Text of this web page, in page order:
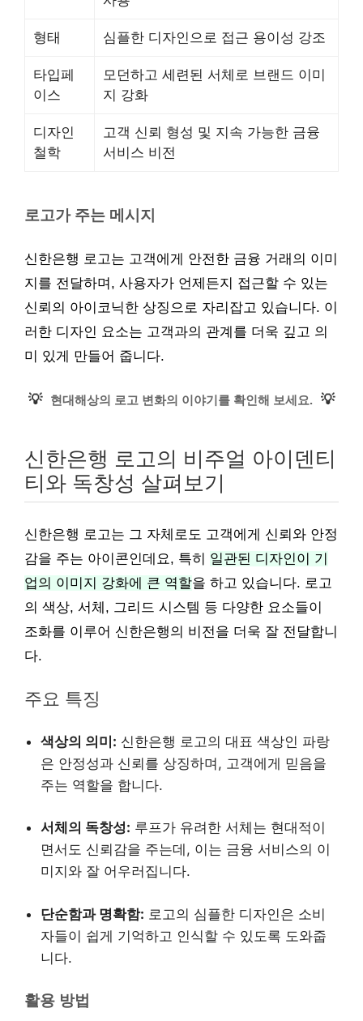
형태 심플한 디자인으로 접근 용이성 강조
타입페
이스
모던하고 세련된 서체로 브랜드 이미
지 강화
디자인
철학
고객 신뢰 형성 및 지속 가능한 금융
서비스 비전
로고가 주는 메시지
신한은행 로고는 고객에게 안전한 금융 거래의 이미
지를 전달하며, 사용자가 언제든지 접근할 수 있는
신뢰의 아이코닉한 상징으로 자리잡고 있습니다. 이
러한 디자인 요소는 고객과의 관계를 더욱 깊고 의
미 있게 만들어 줍니다.
💡 현대해상의 로고 변화의 이야기를 확인해 보세요. 💡
신한은행 로고의 비주얼 아이덴티
티와 독창성 살펴보기
신한은행 로고는 그 자체로도 고객에게 신뢰와 안정
감을 주는 아이콘인데요, 특히 일관된 디자인이 기
업의 이미지 강화에 큰 역할을 하고 있습니다. 로고
의 색상, 서체, 그리드 시스템 등 다양한 요소들이
조화를 이루어 신한은행의 비전을 더욱 잘 전달합니
다.
주요 특징
색상의 의미: 신한은행 로고의 대표 색상인 파랑
은 안정성과 신뢰를 상징하며, 고객에게 믿음을
주는 역할을 합니다.
서체의 독창성: 루프가 유려한 서체는 현대적이
면서도 신뢰감을 주는데, 이는 금융 서비스의 이
미지와 잘 어우러집니다.
단순함과 명확함: 로고의 심플한 디자인은 소비
자들이 쉽게 기억하고 인식할 수 있도록 도와줍
니다.
활용 방법